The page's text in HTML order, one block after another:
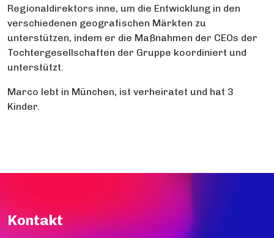
Regionaldirektors inne, um die Entwicklung in den
verschiedenen geografischen Märkten zu
unterstützen, indem er die Maßnahmen der CEOs der
Tochtergesellschaften der Gruppe koordiniert und
unterstützt.
Marco lebt in München, ist verheiratet und hat 3
Kinder.
Kontakt